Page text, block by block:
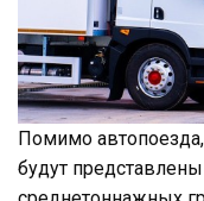
Помимо
будут